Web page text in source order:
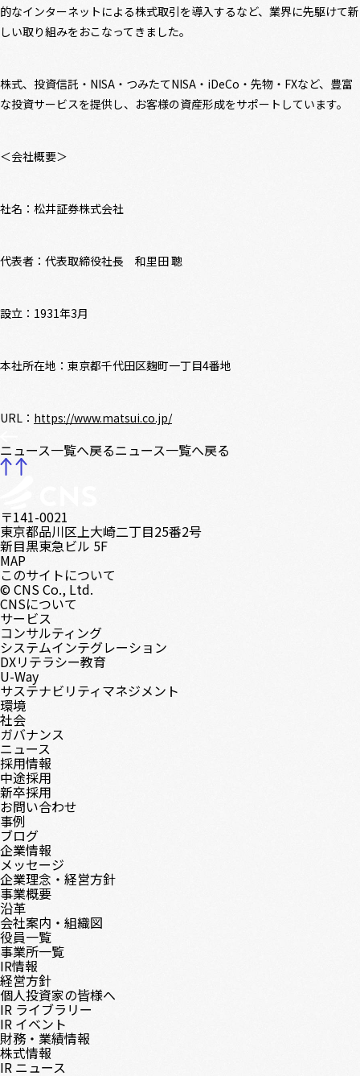
的なインターネットによる株式取引を導入するなど、業界に先駆けて新
しい取り組みをおこなってきました。
株式、投資信託・NISA・つみたてNISA・iDeCo・先物・FXなど、豊富
な投資サービスを提供し、お客様の資産形成をサポートしています。
＜会社概要＞
社名：松井証券株式会社
代表者：代表取締役社長 和里田 聰
設立：1931年3月
本社所在地：東京都千代田区麹町一丁目4番地
URL： https://www.matsui.co.jp/
ニュース一覧へ戻るニュース一覧へ戻る
〒141-0021
東京都品川区上大崎二丁目25番2号
新目黒東急ビル 5F
MAP
このサイトについて
© CNS Co., Ltd.
CNSについて
サービス
コンサルティング
システムインテグレーション
DXリテラシー教育
U-Way
サステナビリティマネジメント
環境
社会
ガバナンス
ニュース
採用情報
中途採用
新卒採用
お問い合わせ
事例
ブログ
企業情報
メッセージ
企業理念・経営方針
事業概要
沿革
会社案内・組織図
役員一覧
事業所一覧
IR情報
経営方針
個人投資家の皆様へ
IR ライブラリー
IR イベント
財務・業績情報
株式情報
IR ニュース